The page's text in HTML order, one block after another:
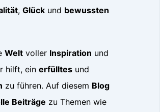
, Glück und bewussten
Welt voller Inspiration und
hilft, ein erfülltes und
zu führen. Auf diesem Blog
Beiträge zu Themen wie